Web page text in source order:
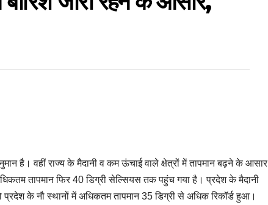
है। वहीं राज्य के मैदानी व कम ऊंचाई वाले क्षेत्रों में तापमान बढ़ने के आसार
तापमान फिर 40 डिग्री सेल्सियस तक पहुंच गया है। प्रदेश के मैदानी
प्रदेश के नौ स्थानों में अधिकतम तापमान 35 डिग्री से अधिक रिकॉर्ड हुआ।